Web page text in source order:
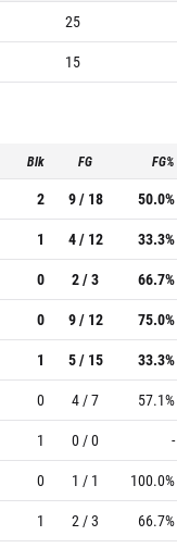
25
15
Blk FG FG%
2 9 / 18 50.0%
1 4 / 12 33.3%
0 2 / 3 66.7%
0 9 / 12 75.0%
1 5 / 15 33.3%
0 4 / 7 57.1%
1 0 / 0 -
0 1 / 1 100.0%
1 2 / 3 66.7%